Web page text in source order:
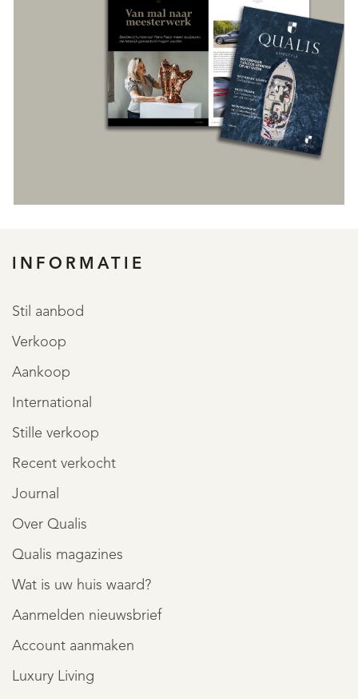
INFORMATIE
Stil aanbod
Verkoop
Aankoop
International
Stille verkoop
Recent verkocht
Journal
Over Qualis
Qualis magazines
Wat is uw huis waard?
Aanmelden nieuwsbrief
Account aanmaken
Luxury Living
REGISTREER